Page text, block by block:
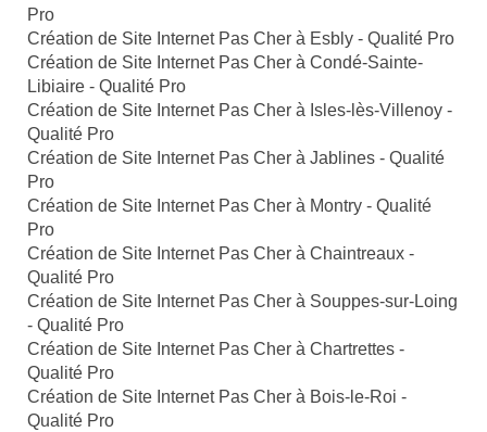
Pro
Création de Site Internet Pas Cher à Esbly - Qualité Pro
Création de Site Internet Pas Cher à Condé-Sainte-
Libiaire - Qualité Pro
Création de Site Internet Pas Cher à Isles-lès-Villenoy -
Qualité Pro
Création de Site Internet Pas Cher à Jablines - Qualité
Pro
Création de Site Internet Pas Cher à Montry - Qualité
Pro
Création de Site Internet Pas Cher à Chaintreaux -
Qualité Pro
Création de Site Internet Pas Cher à Souppes-sur-Loing
- Qualité Pro
Création de Site Internet Pas Cher à Chartrettes -
Qualité Pro
Création de Site Internet Pas Cher à Bois-le-Roi -
Qualité Pro